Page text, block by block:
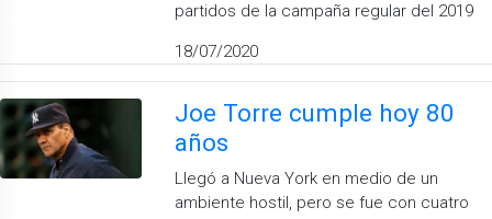
partidos de la campaña regular del 2019
18/07/2020
Joe Torre cumple hoy 80
años
Llegó a Nueva York en medio de un
ambiente hostil, pero se fue con cuatro